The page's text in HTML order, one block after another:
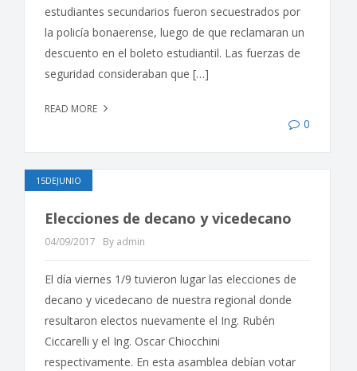
estudiantes secundarios fueron secuestrados por
la policía bonaerense, luego de que reclamaran un
descuento en el boleto estudiantil. Las fuerzas de
seguridad consideraban que […]
READ MORE
0
15DEJUNIO
Elecciones de decano y vicedecano
04/09/2017 By admin
El día viernes 1/9 tuvieron lugar las elecciones de
decano y vicedecano de nuestra regional donde
resultaron electos nuevamente el Ing. Rubén
Ciccarelli y el Ing. Oscar Chiocchini
respectivamente. En esta asamblea debían votar